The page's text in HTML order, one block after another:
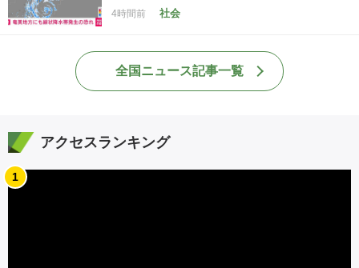
4時間前 社会
全国ニュース記事一覧
アクセスランキング
1